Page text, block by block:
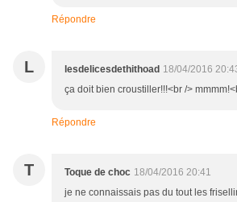
Répondre
L lesdelicesdethithoad 18/04/2016
ça doit bien croustiller!!!<br />
Répondre
T Toque de choc 18/04/2016 20:41
je ne connaissais pas du tout les